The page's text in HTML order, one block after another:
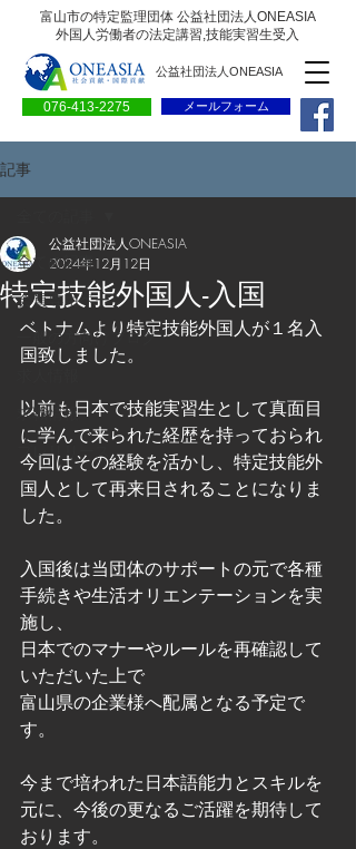
富山市の特定監理団体 公益社団法人ONEASIA
外国人労働者の法定講習,技能実習生受入
076-413-2275
公益社団法人ONEASIA
メールフォーム
記事
全ての記事
会員専用ページ
一般の方向けブログ
求職情報
プレリリース
特定技能外国人-入国
公益社団法人ONEASIA
2024年12月12日
ベトナムより特定技能外国人が１名入
国致しました。
以前も日本で技能実習生として真面目
に学んで来られた経歴を持っておられ
今回はその経験を活かし、特定技能外
国人として再来日されることになりま
した。
入国後は当団体のサポートの元で各種
手続きや生活オリエンテーションを実
施し、
日本でのマナーやルールを再確認して
いただいた上で
富山県の企業様へ配属となる予定で
す。
今まで培われた日本語能力とスキルを
元に、今後の更なるご活躍を期待して
おります。